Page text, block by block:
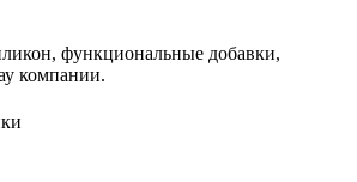
функциональные добавки,
компании.